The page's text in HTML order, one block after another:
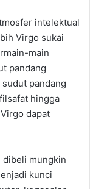
intelektual
Virgo sukai
main
pandang
pandang
hingga
dapat
dibeli mungkin
kunci